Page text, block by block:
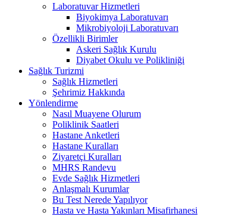
Laboratuvar Hizmetleri
Biyokimya Laboratuvarı
Mikrobiyoloji Laboratuvarı
Özellikli Birimler
Askeri Sağlık Kurulu
Diyabet Okulu ve Polikliniği
Sağlık Turizmi
Sağlık Hizmetleri
Şehrimiz Hakkında
Yönlendirme
Nasıl Muayene Olurum
Poliklinik Saatleri
Hastane Anketleri
Hastane Kuralları
Ziyaretçi Kuralları
MHRS Randevu
Evde Sağlık Hizmetleri
Anlaşmalı Kurumlar
Bu Test Nerede Yapılıyor
Hasta ve Hasta Yakınları Misafirhanesi